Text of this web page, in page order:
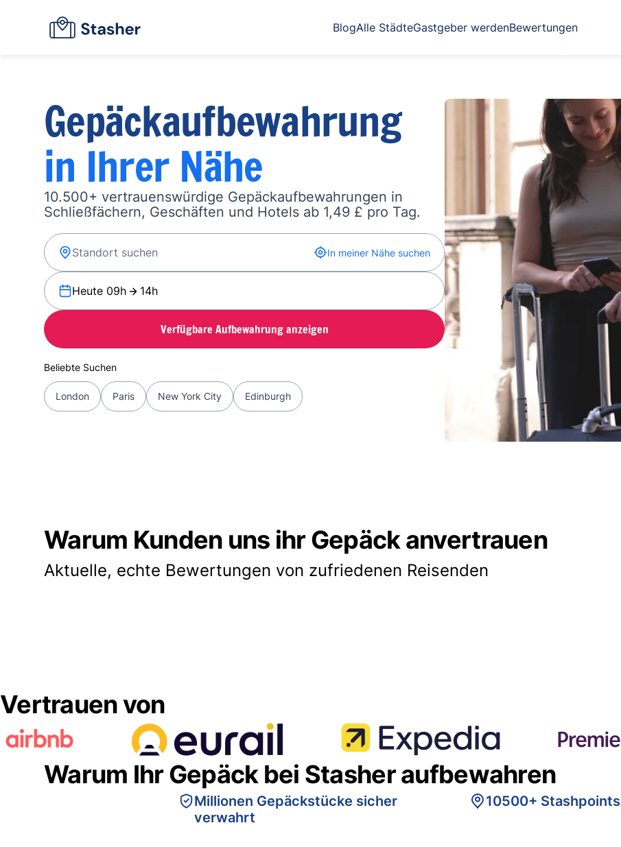
BlogAlle StädteGastgeber werdenBewertungen
Gepäckaufbewahrung
in Ihrer Nähe
10.500+ vertrauenswürdige Gepäckaufbewahrungen in
Schließfächern, Geschäften und Hotels ab 1,49 £ pro Tag.
In meiner Nähe suchen
Heute 09h 14h
Verfügbare Aufbewahrung anzeigen
Beliebte Suchen
London Paris New York City Edinburgh
Warum Kunden uns ihr Gepäck anvertrauen
Aktuelle, echte Bewertungen von zufriedenen Reisenden
Vertrauen von
Warum Ihr Gepäck bei Stasher aufbewahren
Millionen Gepäckstücke sicher
verwahrt
10500+ Stashpoints